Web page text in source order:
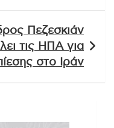
Πεζεσκιάν
τις ΗΠΑ για
στο Ιράν